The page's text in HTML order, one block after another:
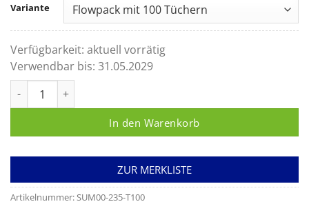
Variante
Verfügbarkeit: aktuell vorrätig
Verwendbar bis: 31.05.2029
In den Warenkorb
ZUR MERKLISTE
Artikelnummer:SUM00-235-T100